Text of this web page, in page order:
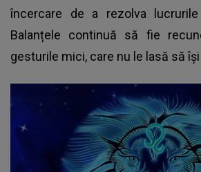
încercare de a rezolva
Balanțele continuă să fie
gesturile mici, care nu le lasă să